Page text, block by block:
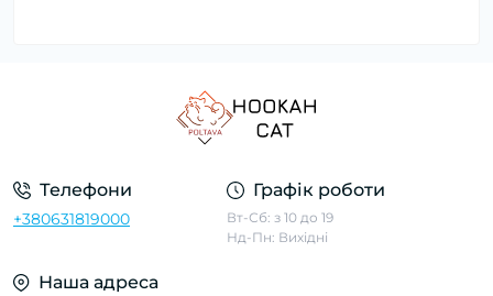
Телефони
+380631819000
Графік роботи
Вт-Сб: з 10 до 19
Нд-Пн: Вихідні
Наша адреса